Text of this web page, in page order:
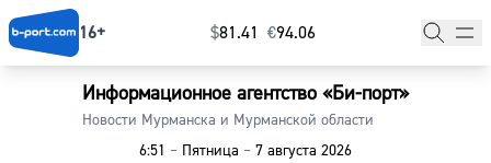
16+ $⁠81.41 €⁠94.06
Информационное агентство «Би-порт»
Новости Мурманска и Мурманской области
6:51 – Пятница – 7 августа 2026
Главная